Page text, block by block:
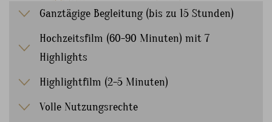
Ganztägige Begleitung (bis zu 15 Stunden)
Hochzeitsfilm (60-90 Minuten) mit 7
Highlights
Highlightfilm (2-5 Minuten)
Volle Nutzungsrechte